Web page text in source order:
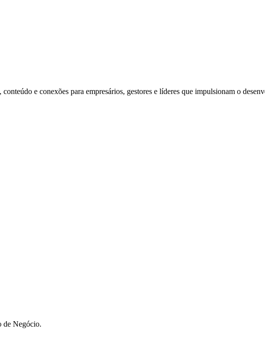
e conexões para empresários, gestores e líderes que impulsionam o
de Negócio.